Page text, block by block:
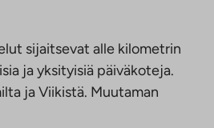
sijaitsevat alle kilometrin
ja yksityisiä päiväkoteja.
ja Viikistä. Muutaman